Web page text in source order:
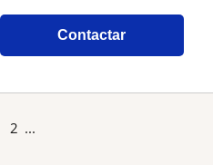
Contactar
2 ...